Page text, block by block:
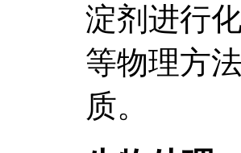
淀剂进行
等物理方
质。